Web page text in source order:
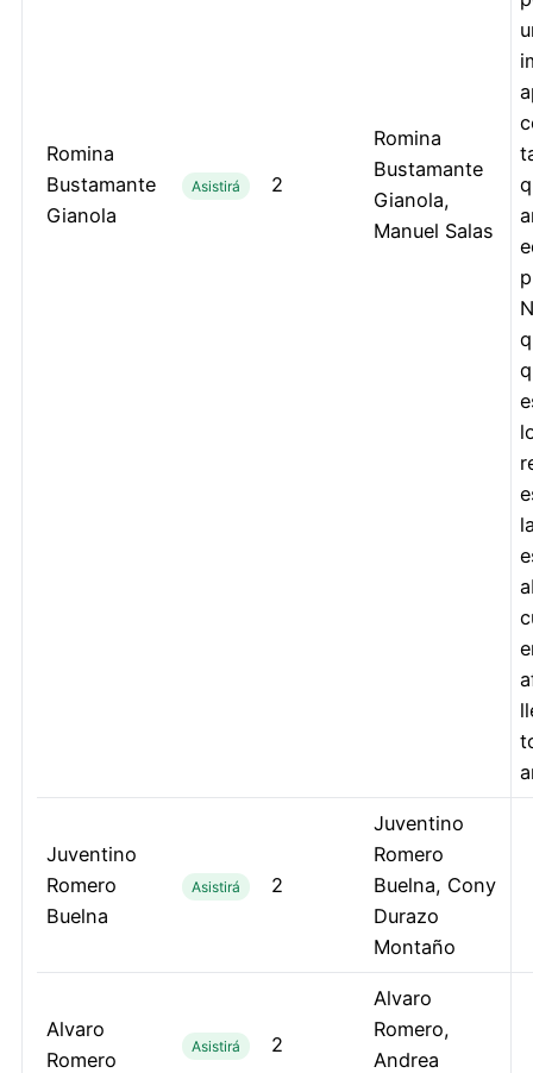
Romina
Bustamante
Gianola
Asistirá 2
Romina
Bustamante
Gianola,
Manuel Salas
Juventino
Romero
Buelna
Asistirá 2
Juventino
Romero
Buelna, Cony
Durazo
Montaño
Alvaro
Romero
Asistirá 2
Alvaro
Romero,
Andrea